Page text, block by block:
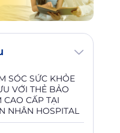
SÓC SỨC KHỎE
VỚI THẺ BẢO
CAO CẤP TẠI
NHÂN HOSPITAL